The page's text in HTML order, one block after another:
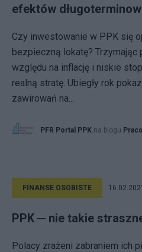
efektów
Czy inwestowanie w PPK się
bezpieczną lokatę? Trzymając
względu na inflację i niskie
realną stratę. Ubiegły rok
zawirowań na...
PFR Portal PPK na blogu
FINANSE OSOBISTE
PPK ─ nie takie
Polacy zrażeni zabraniem ich